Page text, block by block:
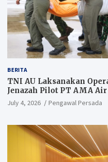
BERITA
TNI AU Laksanakan
Jenazah Pilot PT AMA Air
July 4, 2026 Pengawal Persada